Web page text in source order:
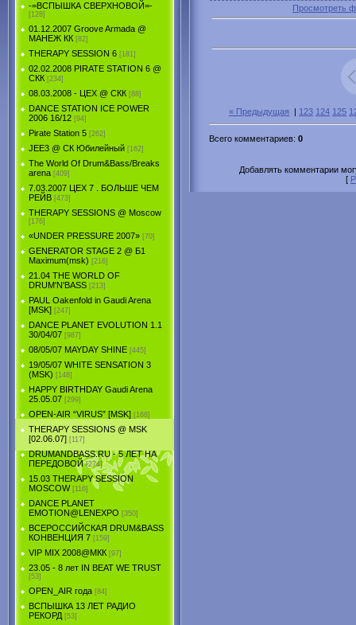
-=ВСПЫШКА СВЕРХНОВОЙ=-
[128]
01.12.2007 Groove Armada @
МАНЕЖ КК [82]
THERAPY SESSION 6 [181]
02.02.2008 PIRATE STATION 6 @
СКК [234]
08.03.2008 - ЦЕХ @ СКК [88]
DANCE STATION ICE POWER
2006 16/12 [94]
Pirate Station 5 [262]
JEE3 @ СК Юбилейный [162]
The World Of Drum&Bass/Breaks
arena [409]
7.03.2007 ЦЕХ 7 . БОЛЬШЕ ЧЕМ
РЕЙВ [473]
THERAPY SESSIONS @ Moscow
[176]
«UNDER PRESSURE 2007» [70]
GENERATOR STAGE 2 @ Б1
Maximum(msk) [216]
21.04 THE WORLD OF
DRUM'N'BASS [213]
PAUL Oakenfold in Gaudi Arena
[MSK] [247]
DANCE PLANET EVOLUTION 1.1
30/04/07 [987]
08/05/07 MAYDAY SHINE [445]
19/05/07 WHITE SENSATION 3
(MSK) [148]
HAPPY BIRTHDAY Gaudi Arena
25.05.07 [299]
OPEN-AIR “VIRUS” [MSK] [168]
THERAPY SESSIONS @ MSK
[02.06.07] [117]
DRUMANDBASS.RU - 5 ЛЕТ НА
ПЕРЕДОВОЙ [274]
15.03 THERAPY SESSION
MOSCOW [116]
DANCE PLANET
EMOTION@LENEXPO [350]
ВСЕРОССИЙСКАЯ DRUM&BASS
КОНВЕНЦИЯ 7 [159]
VIP MIX 2008@МКК [97]
23.05 - 8 лет IN BEAT WE TRUST
[53]
OPEN_AIR года [84]
ВСПЫШКА 13 ЛЕТ РАДИО
РЕКОРД [53]
Просмотреть
« Предыдущая | 123 124 125
Всего комментариев: 0
Добавлять комментарии
[